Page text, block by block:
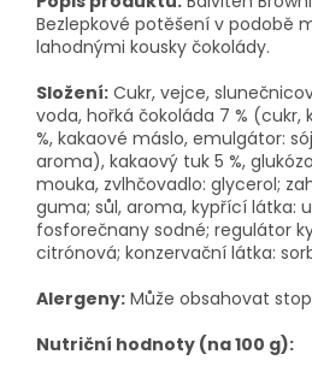
Bezlepkové potěšení v podobě
lahodnými kousky čokolády.
Složení: Cukr, vejce,
voda, hořká čokoláda 7 % (cukr,
%, kakaové máslo, emulgátor:
aroma), kakaový tuk 5 %,
mouka, zvlhčovadlo: glycerol;
guma; sůl, aroma, kypřící látka:
fosforečnany sodné; regulátor
citrónová; konzervační látka:
Alergeny: Může obsahovat
Nutriční hodnoty (na 100 g):